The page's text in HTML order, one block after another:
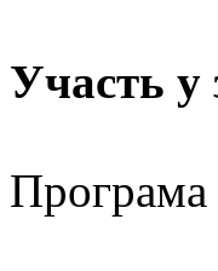
Участь у
Програма